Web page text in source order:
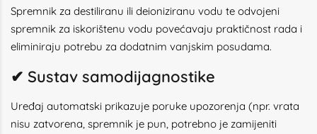
Spremnik za destiliranu ili deioniziranu vodu te odvojeni
spremnik za iskorištenu vodu povećavaju praktičnost rada i
eliminiraju potrebu za dodatnim vanjskim posudama.
✔ Sustav samodijagnostike
Uređaj automatski prikazuje poruke upozorenja (npr. vrata
nisu zatvorena, spremnik je pun, potrebno je zamijeniti